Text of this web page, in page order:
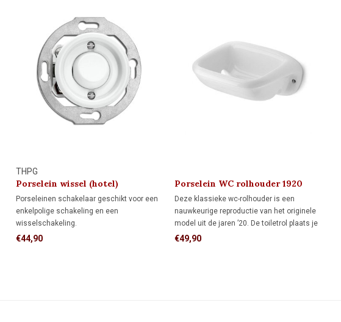
THPG
Porselein wissel (hotel)
schakelaar 1920
Porseleinen schakelaar geschikt voor een
enkelpolige schakeling en een
wisselschakeling.
Enkelpolige schakeling: bedient de
€44,90
Porselein WC rolhouder 1920
Deze klassieke wc-rolhouder is een
nauwkeurige reproductie van het originele
model uit de jaren ’20. De toiletrol plaats je
in de houder, waarna je het papier via de
€49,90